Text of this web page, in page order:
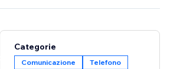
Categorie
Comunicazione Telefono